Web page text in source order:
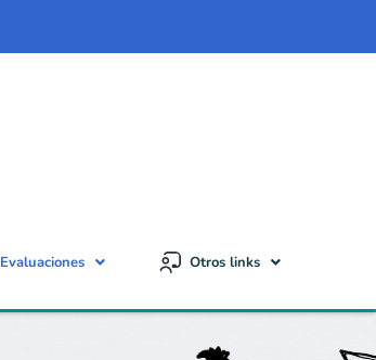
Evaluaciones Otros links